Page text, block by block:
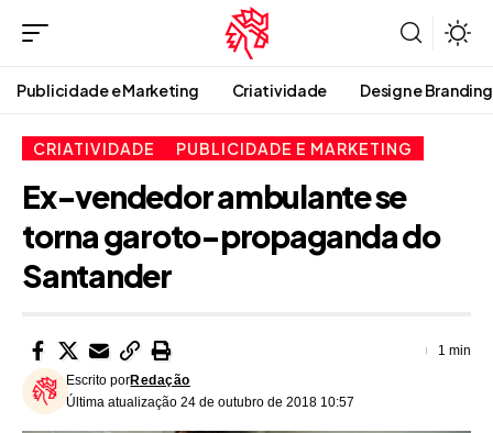
Publicidade e Marketing Criatividade Design e Branding
CRIATIVIDADE PUBLICIDADE E MARKETING
Ex-vendedor ambulante se
torna garoto-propaganda do
Santander
Última atualização 24 de outubro de 2018 10:57
Escrito porRedação
1 min